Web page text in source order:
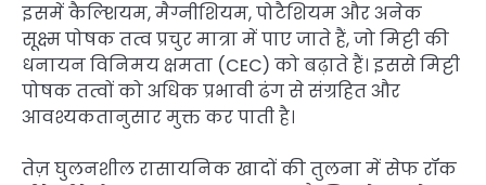
इसमें कैल्शियम, मैग्नीशियम, पोटैशियम और अनेक
सूक्ष्म पोषक तत्व प्रचुर मात्रा में पाए जाते हैं, जो मिट्टी की
धनायन विनिमय क्षमता (CEC) को बढ़ाते हैं। इससे मिट्टी
पोषक तत्वों को अधिक प्रभावी ढंग से संग्रहित और
आवश्यकतानुसार मुक्त कर पाती है।
तेज़ घुलनशील रासायनिक खादों की तुलना में सेफ रॉक